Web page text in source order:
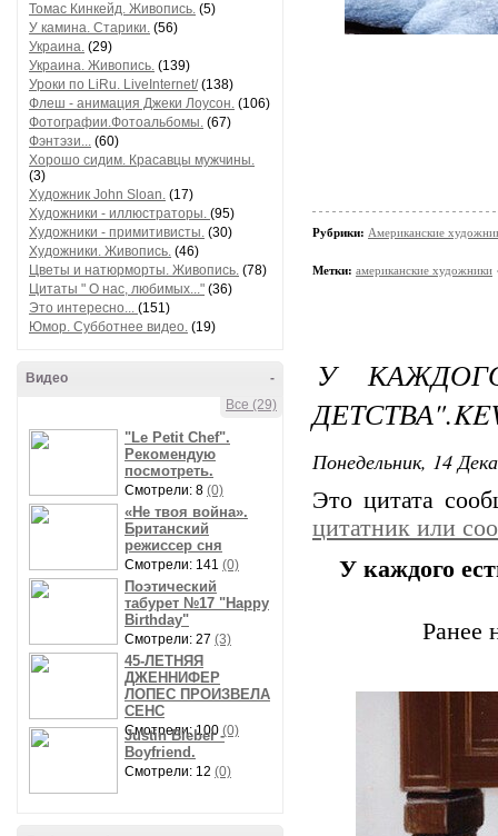
Томас Кинкейд. Живопись. (5)
У камина. Старики. (56)
Украина. (29)
Украина. Живопись. (139)
Уроки по LiRu. LiveInternet/(138)
Флеш - анимация Джеки Лоусон. (106)
Фотографии.Фотоальбомы. (67)
Фэнтэзи... (60)
Хорошо сидим. Красавцы мужчины.
(3)
Художник John Sloan. (17)
Художники - иллюстраторы. (95)
Художники - примитивисты. (30)
Художники. Живопись. (46)
Цветы и натюрморты. Живопись. (78)
Цитаты " О нас, любимых..." (36)
Это интересно... (151)
Юмор. Субботнее видео. (19)
-
Видео
Все (29)
"Le Petit Chef".
Рекомендую
посмотреть.
Смотрели: 8 (0)
«Не твоя война».
Британский
режиссер сня
Смотрели: 141 (0)
Поэтический
табурет №17 "Happy
Birthday"
Смотрели: 27 (3)
45-ЛЕТНЯЯ
ДЖЕННИФЕР
ЛОПЕС ПРОИЗВЕЛА
СЕНС
Смотрели: 100 (0)
Justin Bieber -
Boyfriend.
Смотрели: 12 (0)
Рубрики: Американские
Метки: американские художники
У
Понедельник, 14
Это цитата
цитатник или
У каждого
Ранее